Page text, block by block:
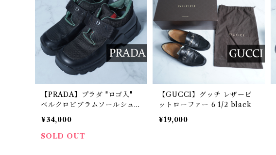
【PRADA】プラダ "ロゴ入"
ベルクロビブラムソールシュ
ーズ black
¥34,000
SOLD OUT
【GUCCI】グッチ レザービ
ットローファー 6 1/2 black
¥19,000